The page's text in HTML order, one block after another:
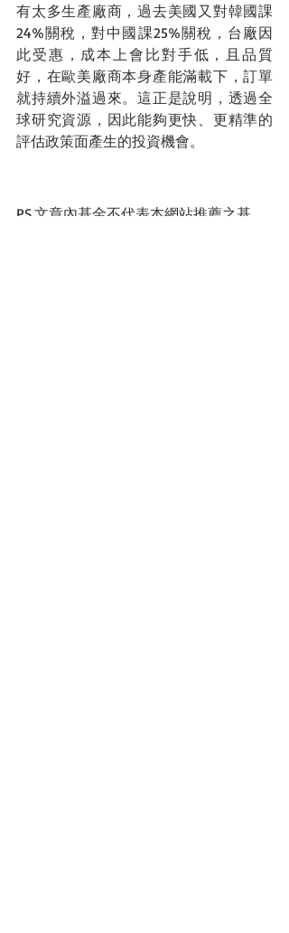
有太多生產廠商，過去美國又對韓國課
24%關稅，對中國課25%關稅，台廠因
此受惠，成本上會比對手低，且品質
好，在歐美廠商本身產能滿載下，訂單
就持續外溢過來。這正是說明，透過全
球研究資源，因此能夠更快、更精準的
評估政策面產生的投資機會。
PS.文章內基金不代表本網站推薦之基